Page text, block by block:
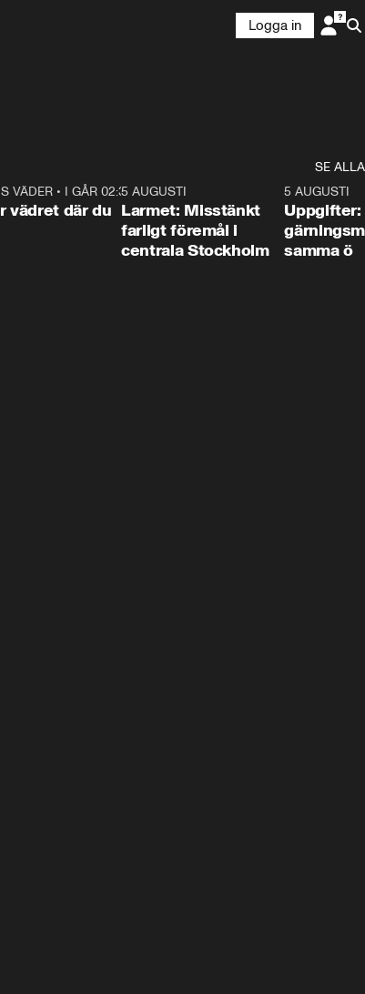
Logga in
SE ALLA
1:06
VÄDER• I GÅR 02:30
vädret där du
0:35
5 AUGUSTI
Larmet: Misstänkt
farligt föremål i
centrala Stockholm
5 AUGUSTI
Uppgifter:
samma ö